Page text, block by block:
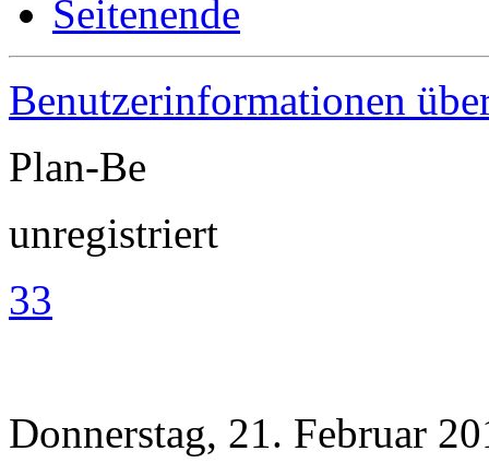
Benutzerinformationen
Plan-Be
unregistriert
33
Donnerstag, 21. Februar